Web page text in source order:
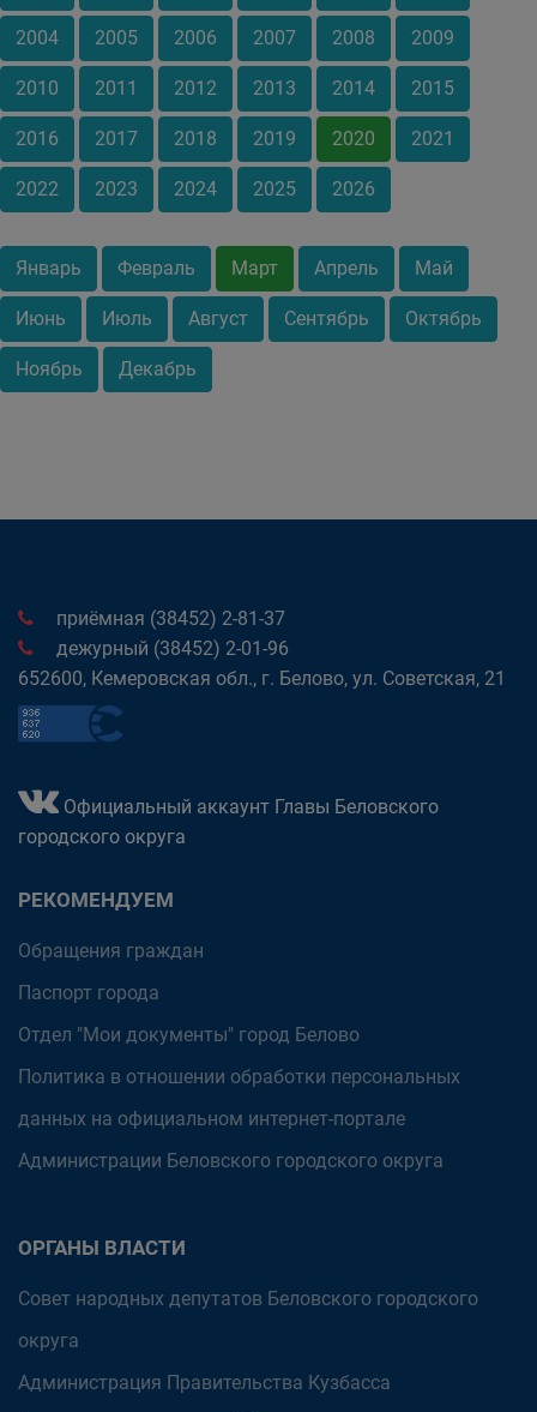
2004 2005 2006 2007 2008 2009
2010 2011 2012 2013 2014 2015
2016 2017 2018 2019 2020 2021
2022 2023 2024 2025 2026
Январь Февраль Март Апрель Май
Июнь Июль Август Сентябрь Октябрь
Ноябрь Декабрь
приёмная (38452) 2-81-37
дежурный (38452) 2-01-96
652600, Кемеровская обл., г. Белово, ул. Советская, 21
Официальный аккаунт Главы Беловского
городского округа
РЕКОМЕНДУЕМ
Обращения граждан
Паспорт города
Отдел "Мои документы" город Белово
Политика в отношении обработки персональных
данных на официальном интернет-портале
Администрации Беловского городского округа
ОРГАНЫ ВЛАСТИ
Совет народных депутатов Беловского городского
округа
Администрация Правительства Кузбасса